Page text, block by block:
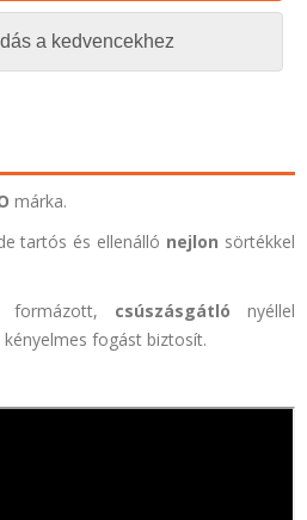
a kedvencekhez
márka.
tartós és ellenálló nejlon sörtékkel
formázott, csúszásgátló nyéllel
fogást biztosít.